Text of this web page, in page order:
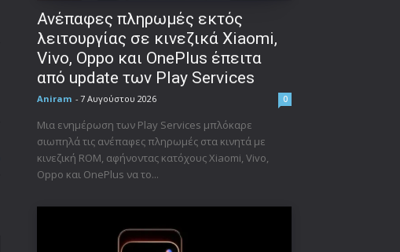
Ανέπαφες πληρωμές εκτός
λειτουργίας σε κινεζικά Xiaomi,
Vivo, Oppo και OnePlus έπειτα
από update των Play Services
Aniram - 7 Αυγούστου 2026 0
Μια ενημέρωση των Play Services μπλόκαρε
σιωπηλά τις ανέπαφες πληρωμές στα κινητά με
κινεζική ROM, αφήνοντας κατόχους Xiaomi, Vivo,
Oppo και OnePlus να το...